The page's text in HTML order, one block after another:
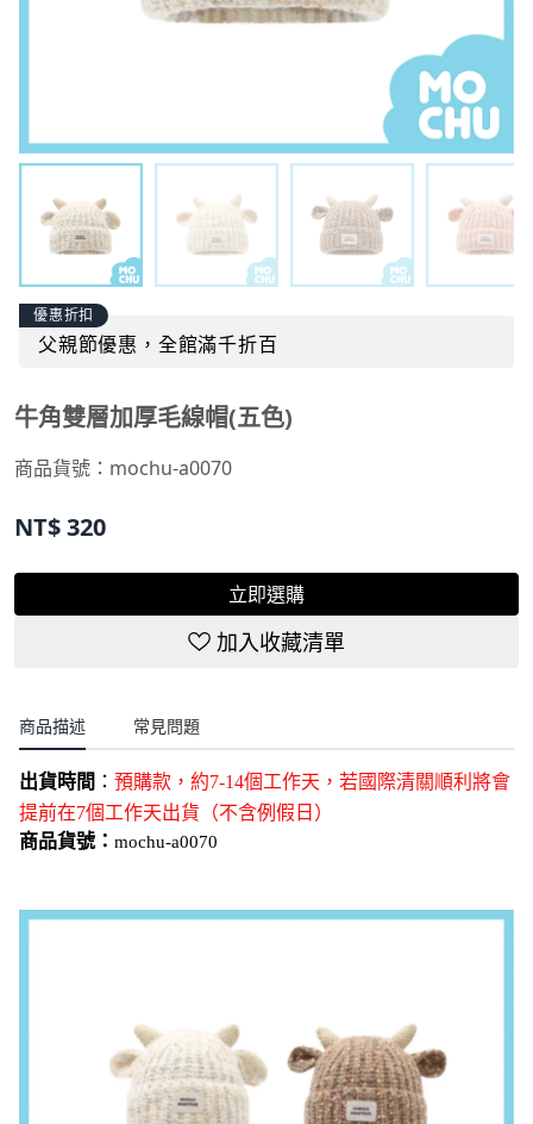
優惠折扣
父親節優惠，全館滿千折百
牛角雙層加厚毛線帽(五色)
商品貨號： mochu-a0070
NT$320
立即選購
加入收藏清單
商品描述 常見問題
出貨時間 ： 預購款，約7-14個工作天，若國際清關順利將會
提前在7個工作天出貨（不含例假日）
商品貨號： mochu-a0070